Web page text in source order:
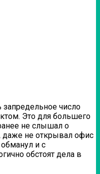
запредельное число
Это для большего
не слышал о
даже не открывал офис
и с
обстоят дела в